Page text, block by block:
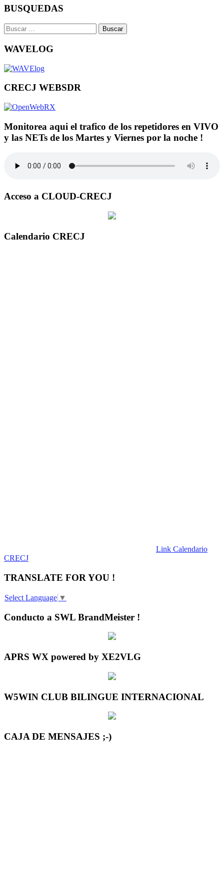
BUSQUEDAS
Buscar:
WAVELOG
CRECJ WEBSDR
Monitorea aqui el trafico de los repetidores en VIVO
y las NETs de los Martes y Viernes por la noche !
Acceso a CLOUD-CRECJ
Calendario CRECJ
Link Calendario
CRECJ
TRANSLATE FOR YOU !
Select Language ▼
Conducto a SWL BrandMeister !
APRS WX powered by XE2VLG
W5WIN CLUB BILINGUE INTERNACIONAL
CAJA DE MENSAJES ;-)